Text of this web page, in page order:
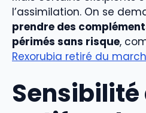
l’assimilation. On se
prendre des
périmés sans risque,
Rexorubia retiré du
Sensibilité